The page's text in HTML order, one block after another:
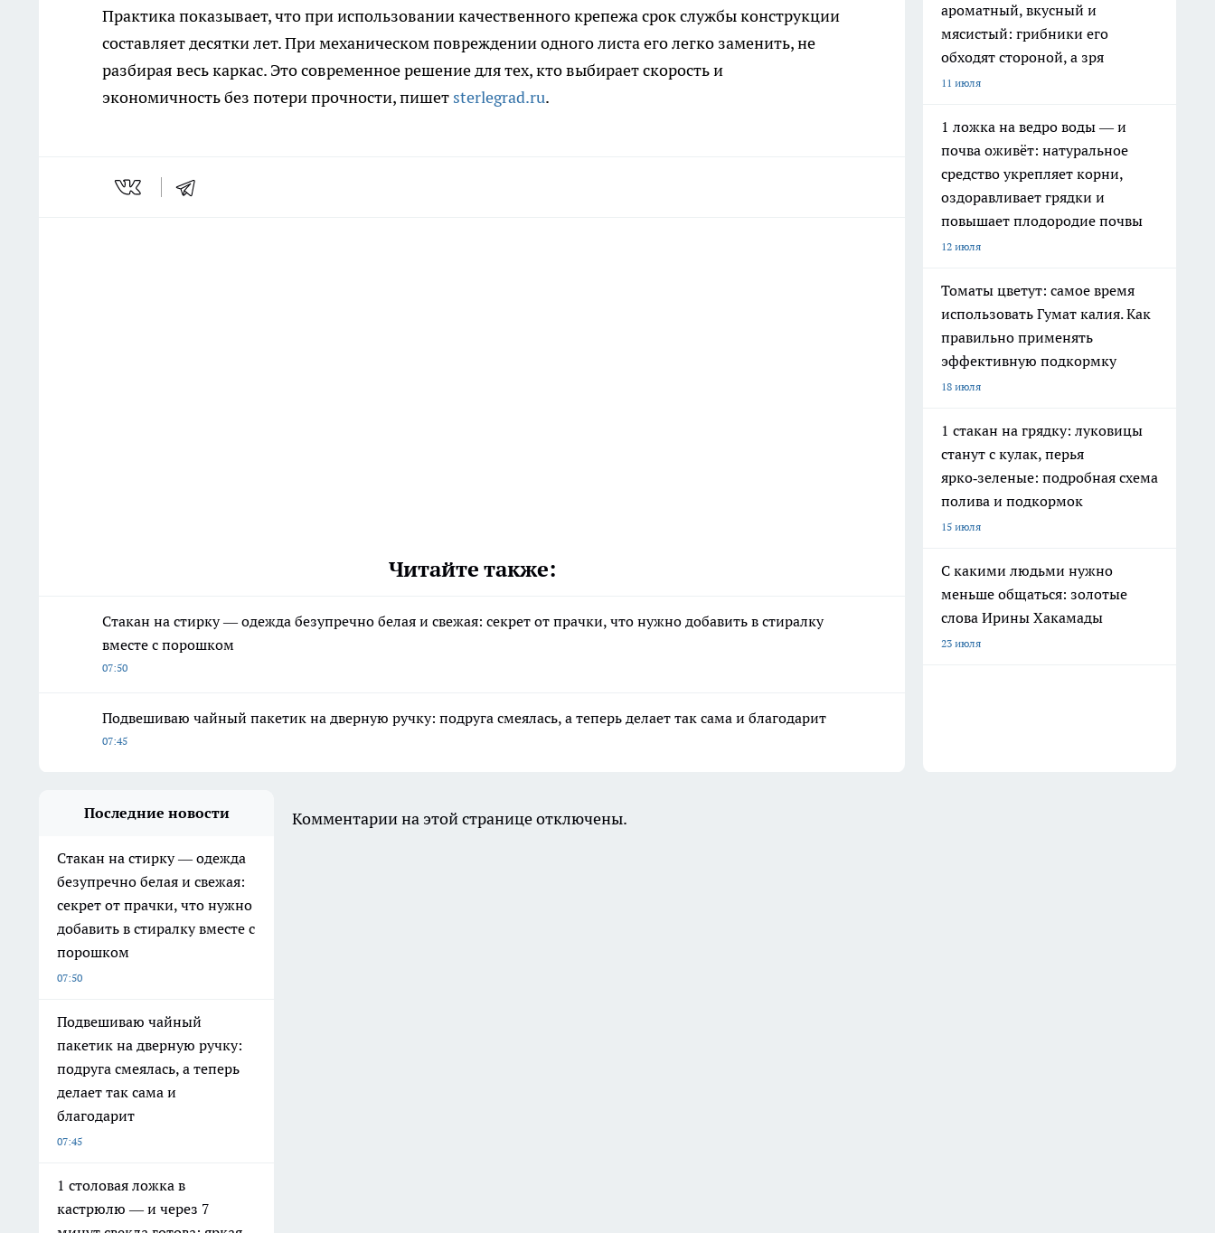
Практика показывает, что при использовании качественного крепежа срок службы конструкции
составляет десятки лет. При механическом повреждении одного листа его легко заменить, не
разбирая весь каркас. Это современное решение для тех, кто выбирает скорость и
экономичность без потери прочности, пишет sterlegrad.ru.
Читайте также:
Стакан на стирку — одежда безупречно белая и свежая: секрет от прачки, что нужно добавить в стиралку
вместе с порошком
07:50
Подвешиваю чайный пакетик на дверную ручку: подруга смеялась, а теперь делает так сама и благодарит
07:45
ароматный, вкусный и
мясистый: грибники его
обходят стороной, а зря
11 июля
1 ложка на ведро воды — и
почва оживёт: натуральное
средство укрепляет корни,
оздоравливает грядки и
повышает плодородие почвы
12 июля
Томаты цветут: самое время
использовать Гумат калия. Как
правильно применять
эффективную подкормку
18 июля
1 стакан на грядку: луковицы
станут с кулак, перья
ярко‑зеленые: подробная схема
полива и подкормок
15 июля
С какими людьми нужно
меньше общаться: золотые
слова Ирины Хакамады
23 июля
Последние новости
Стакан на стирку — одежда
безупречно белая и свежая:
секрет от прачки, что нужно
добавить в стиралку вместе с
порошком
07:50
Подвешиваю чайный
пакетик на дверную ручку:
подруга смеялась, а теперь
делает так сама и
благодарит
07:45
1 столовая ложка в
кастрюлю — и через 7
Комментарии на этой странице отключены.